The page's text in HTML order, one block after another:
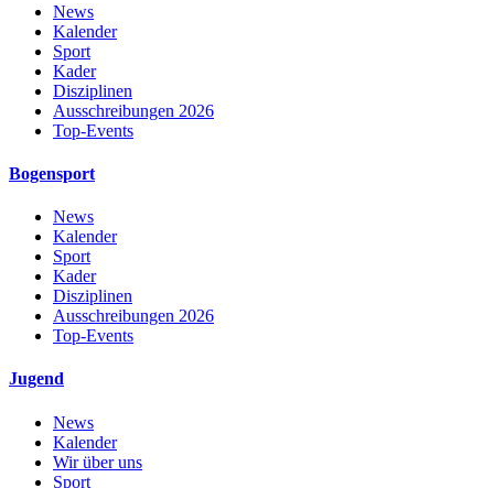
News
Kalender
Sport
Kader
Disziplinen
Ausschreibungen 2026
Top-Events
Bogensport
News
Kalender
Sport
Kader
Disziplinen
Ausschreibungen 2026
Top-Events
Jugend
News
Kalender
Wir über uns
Sport